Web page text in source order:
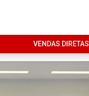
VENDAS DIRETAS